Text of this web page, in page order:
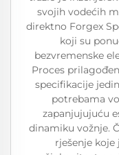
svojih vodećih
direktno Forgex
koji su
bezvremenske
Proces
specifikacije
potrebama
zapanjujujuću
dinamiku vožnje.
rješenje